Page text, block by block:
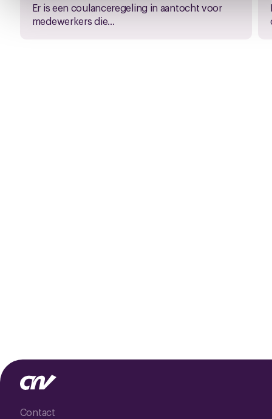
Er is een coulanceregeling in aantocht voor
medewerkers die...
Contact